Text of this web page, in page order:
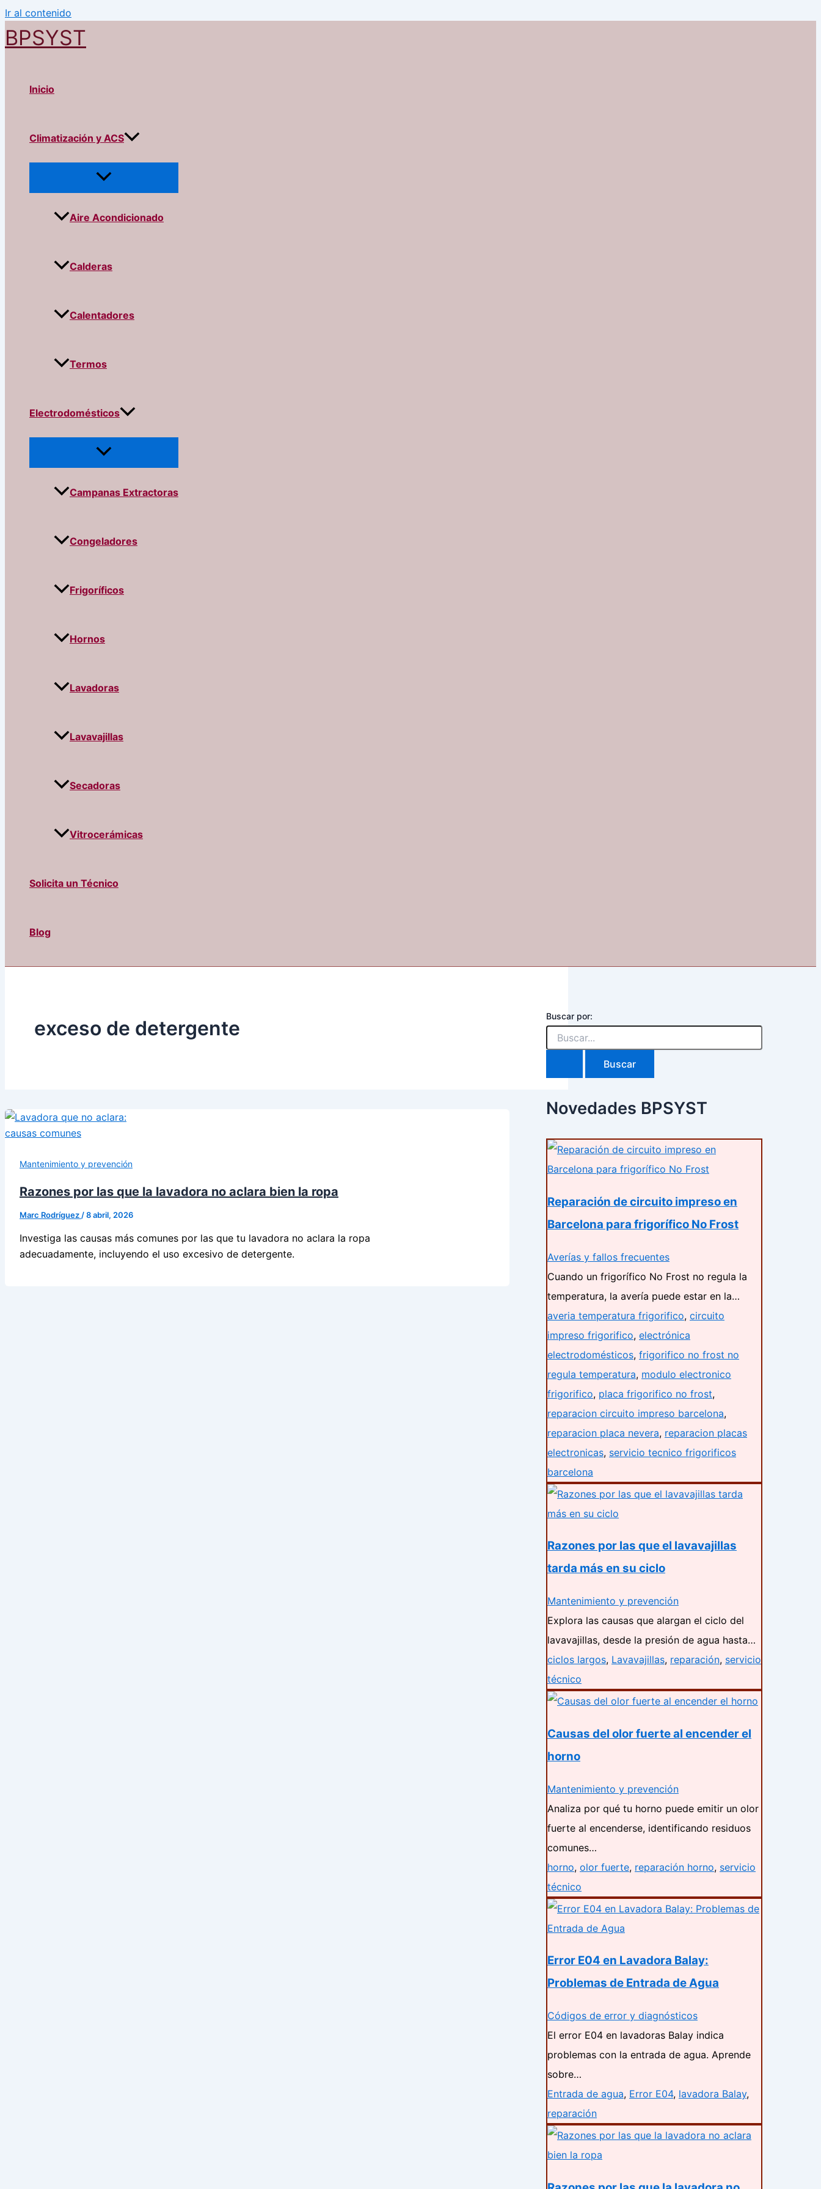
Ir al contenido
BPSYST
Inicio
Climatización y ACS
Aire Acondicionado
Calderas
Calentadores
Termos
Electrodomésticos
Campanas Extractoras
Congeladores
Frigoríficos
Hornos
Lavadoras
Lavavajillas
Secadoras
Vitrocerámicas
Solicita un Técnico
Blog
exceso de detergente
Mantenimiento y prevención
Razones por las que la lavadora no aclara bien la ropa
Marc Rodríguez /8 abril, 2026
Investiga las causas más comunes por las que tu lavadora no aclara la ropa
adecuadamente, incluyendo el uso excesivo de detergente.
Buscar por:
Novedades BPSYST
Reparación de circuito impreso en
Barcelona para frigorífico No Frost
Averías y fallos frecuentes
Cuando un frigorífico No Frost no regula la
temperatura, la avería puede estar en la…
averia temperatura frigorifico, circuito
impreso frigorifico, electrónica
electrodomésticos, frigorifico no frost no
regula temperatura, modulo electronico
frigorifico, placa frigorifico no frost,
reparacion circuito impreso barcelona,
reparacion placa nevera, reparacion placas
electronicas, servicio tecnico frigorificos
barcelona
Razones por las que el lavavajillas
tarda más en su ciclo
Mantenimiento y prevención
Explora las causas que alargan el ciclo del
lavavajillas, desde la presión de agua hasta…
ciclos largos, Lavavajillas, reparación, servicio
técnico
Causas del olor fuerte al encender el
horno
Mantenimiento y prevención
Analiza por qué tu horno puede emitir un olor
fuerte al encenderse, identificando residuos
comunes…
horno, olor fuerte, reparación horno, servicio
técnico
Error E04 en Lavadora Balay:
Problemas de Entrada de Agua
Códigos de error y diagnósticos
El error E04 en lavadoras Balay indica
problemas con la entrada de agua. Aprende
sobre…
Entrada de agua, Error E04, lavadora Balay,
reparación